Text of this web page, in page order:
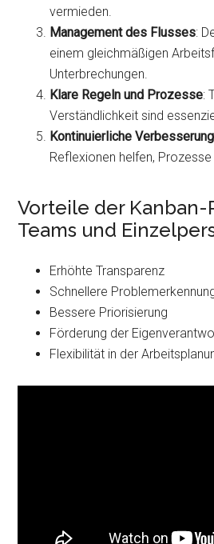
vermieden.
Management des Flusses:
einem gleichmäßigen
Unterbrechungen.
Klare Regeln und Prozesse:
Verständlichkeit sind
Kontinuierliche Verbesserung
Reflexionen helfen,
Vorteile der Kanban-
Teams und
Erhöhte Transparenz
Schnellere
Bessere Priorisierung
Förderung der
Flexibilität in der